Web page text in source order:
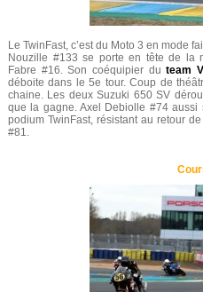
Le TwinFast, c’est du Moto 3 en mode
Nouzille #133 se porte en tête de la
Fabre #16. Son coéquipier duteam
déboite dans le 5e tour. Coup de
chaine. Les deux Suzuki 650 SV
que la gagne. Axel Debiolle #74
podium TwinFast, résistant au retour
#81.